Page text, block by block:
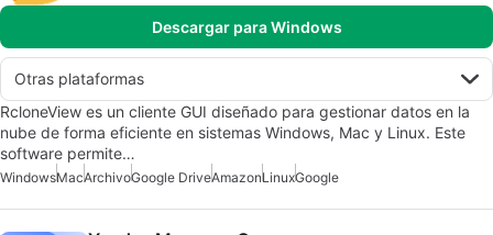
Descargar para Windows
Otras plataformas
RcloneView es un cliente GUI diseñado para gestionar datos en la
nube de forma eficiente en sistemas Windows, Mac y Linux. Este
software permite…
WindowsMacArchivoGoogle DriveAmazonLinuxGoogle